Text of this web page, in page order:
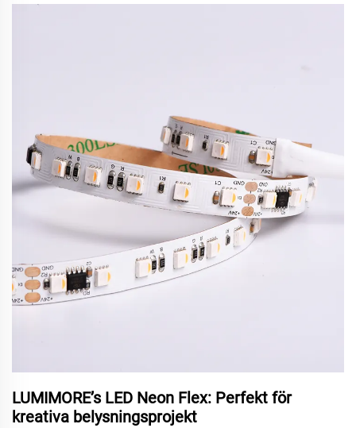
LUMIMORE’s LED Neon Flex: Perfekt för
kreativa belysningsprojekt